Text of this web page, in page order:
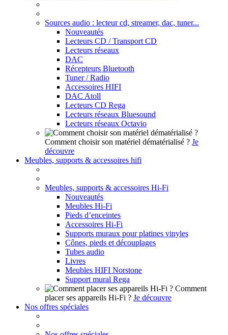
Sources audio : lecteur cd, streamer, dac, tuner...
Nouveautés
Lecteurs CD / Transport CD
Lecteurs réseaux
DAC
Récepteurs Bluetooth
Tuner / Radio
Accessoires HIFI
DAC Atoll
Lecteurs CD Rega
Lecteurs réseaux Bluesound
Lecteurs réseaux Octavio
Comment choisir son matériel dématérialisé ? Je
découvre
Meubles, supports & accessoires hifi
Meubles, supports & accessoires Hi-Fi
Nouveautés
Meubles Hi-Fi
Pieds d’enceintes
Accessoires Hi-Fi
Supports muraux pour platines vinyles
Cônes, pieds et découplages
Tubes audio
Livres
Meubles HIFI Norstone
Support mural Rega
Comment
placer ses appareils Hi-Fi ? Je découvre
Nos offres spéciales